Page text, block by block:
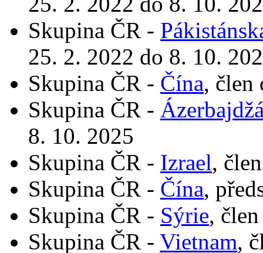
Skupina ČR -
25. 2. 2022 do 8. 10.
Skupina ČR - Čína, člen
Skupina ČR -
8. 10. 2025
Skupina ČR - Izrael,
Skupina ČR - Čína,
Skupina ČR - Sýrie,
Skupina ČR - Vietnam,